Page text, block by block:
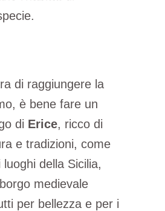
di raggiungere la
è bene fare un
di Erice, ricco di
e tradizioni, come
luoghi della Sicilia,
medievale
per bellezza e per i